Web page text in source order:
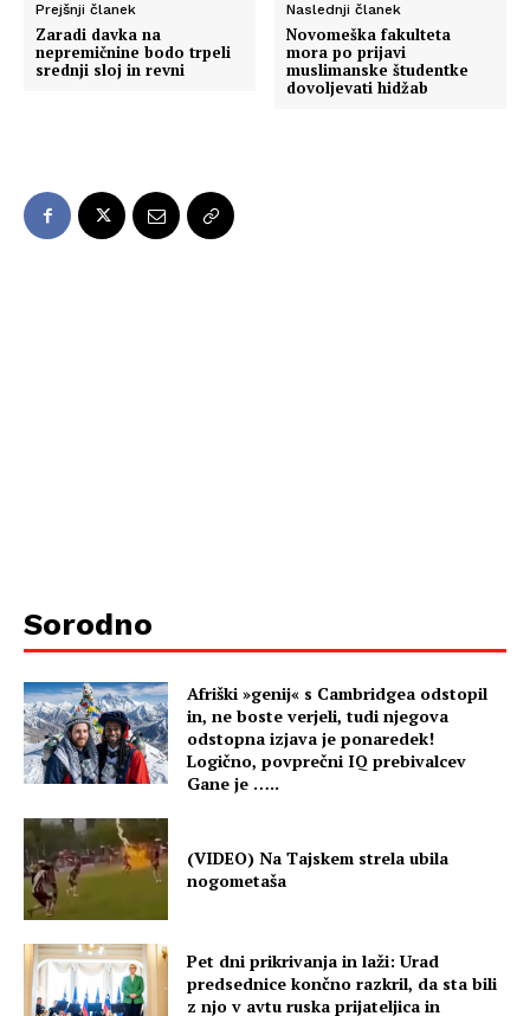
Prejšnji članek
Zaradi davka na
nepremičnine bodo trpeli
srednji sloj in revni
Naslednji članek
Novomeška fakulteta
mora po prijavi
muslimanske študentke
dovoljevati hidžab
Sorodno
Afriški »genij« s Cambridgea odstopil
in, ne boste verjeli, tudi njegova
odstopna izjava je ponaredek!
Logično, povprečni IQ prebivalcev
Gane je …..
(VIDEO) Na Tajskem strela ubila
nogometaša
Pet dni prikrivanja in laži: Urad
predsednice končno razkril, da sta bili
z njo v avtu ruska prijateljica in